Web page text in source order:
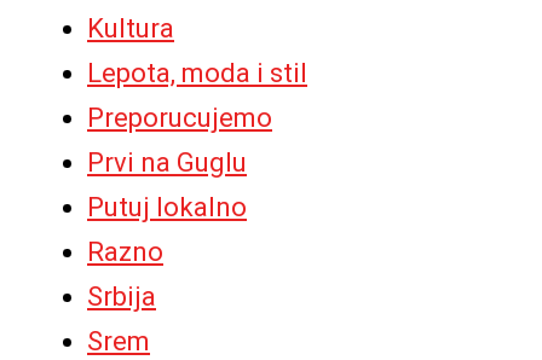
Kultura
Lepota, moda i stil
Preporucujemo
Prvi na Guglu
Putuj lokalno
Razno
Srbija
Srem